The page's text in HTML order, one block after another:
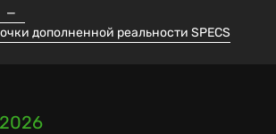
—
дополненной реальности SPECS